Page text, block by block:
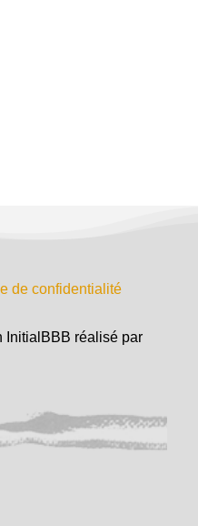
de confidentialité
InitialBBB réalisé par